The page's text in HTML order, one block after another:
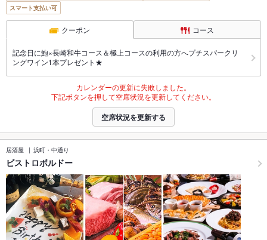
スマート支払い可
クーポン コース
記念日に鮑×長崎和牛コース＆極上コースの利用の方へプチスパークリ
ングワイン1本プレゼント★
カレンダーの更新に失敗しました。
下記ボタンを押して空席状況を更新してください。
空席状況を更新する
居酒屋 浜町・中通り
ビストロボルドー